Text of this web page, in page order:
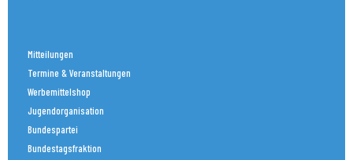
Mitteilungen
Termine & Veranstaltungen
Werbemittelshop
Jugendorganisation
Bundespartei
Bundestagsfraktion